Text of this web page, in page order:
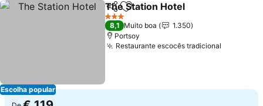
Escolha popular
PartilharAdicionar aos favoritos
The Station Hotel
3 Estrelas
8,1 Muito boa
1.350
Portsoy
Restaurante escocês tradicional